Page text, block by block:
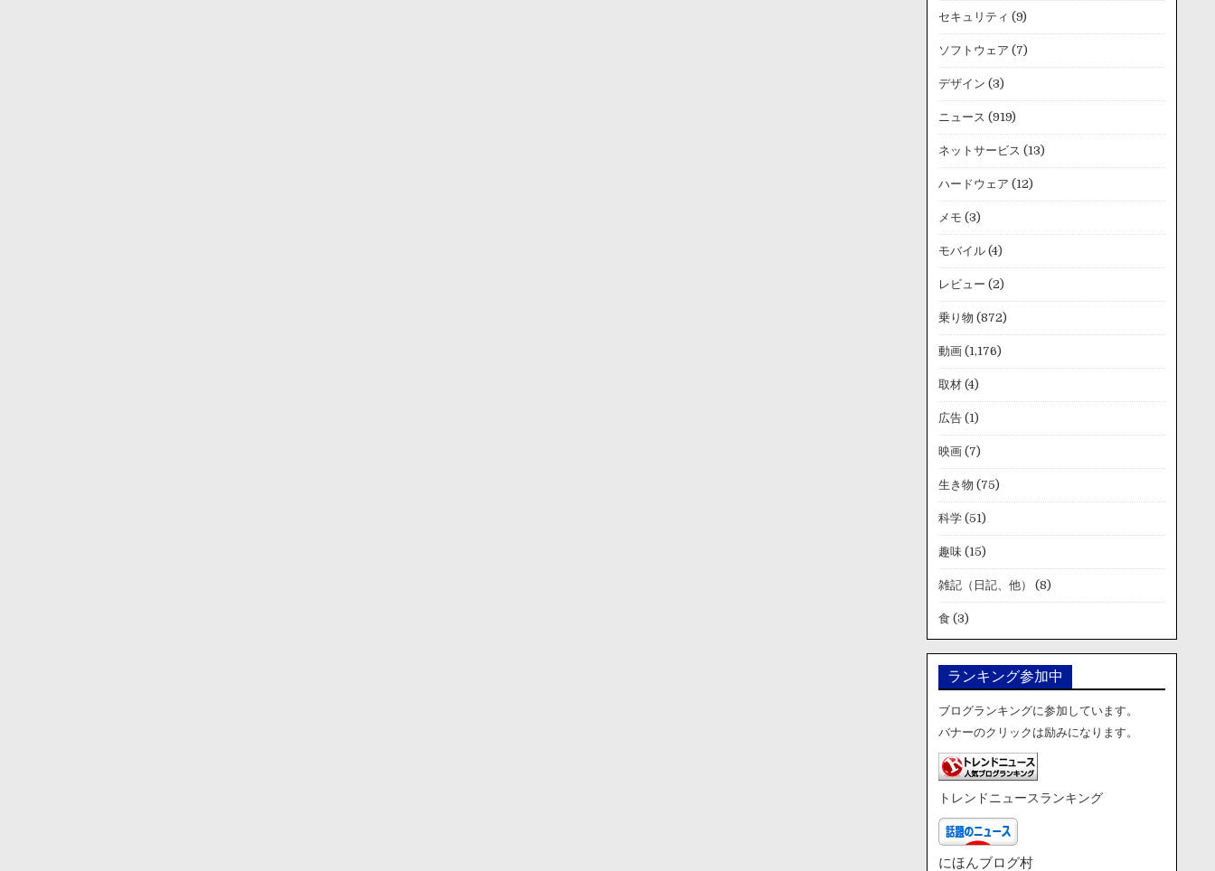
セキュリティ (9)
ソフトウェア (7)
デザイン (3)
ニュース (919)
ネットサービス (13)
ハードウェア (12)
メモ (3)
モバイル(4)
レビュー (2)
乗り物 (872)
動画(1,176)
取材(4)
広告(1)
映画(7)
生き物 (75)
科学(51)
趣味(15)
雑記（日記、他） (8)
食 (3)
ランキング参加中
ブログランキングに参加しています。
バナーのクリックは励みになります。
トレンドニュースランキング
にほんブログ村